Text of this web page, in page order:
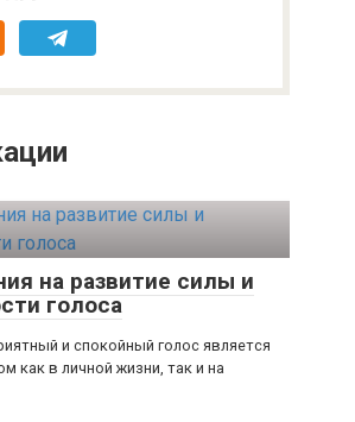
на развитие силы и
голоса
и спокойный голос является
как в личной жизни, так и на